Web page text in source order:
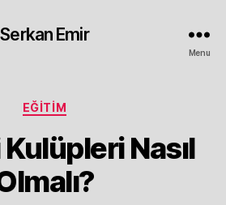
Serkan Emir
Menu
Categories
EĞITIM
Nasıl